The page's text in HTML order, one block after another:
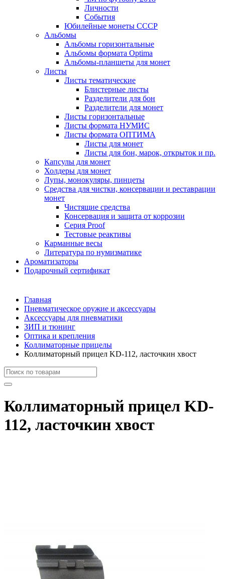
Личности
События
Юбилейные монеты СССР
Альбомы
Альбомы горизонтальные
Альбомы формата Optima
Альбомы-планшеты для монет
Листы
Листы тематические
Блистерные листы
Разделители для бон
Разделители для монет
Листы горизонтальные
Листы формата НУМИС
Листы формата ОПТИМА
Листы для монет
Листы для бон, марок, открыток и пр.
Капсулы для монет
Холдеры для монет
Лупы, монокуляры, пинцеты
Средства для чистки, консервации и реставрации
монет
Чистящие средства
Консервация и защита от коррозии
Серия Proof
Тестовые реактивы
Карманные весы
Литература по нумизматике
Ароматизаторы
Подарочный сертификат
Главная
Пневматическое оружие и аксессуары
Аксессуары для пневматики
ЗИП и тюнинг
Оптика и крепления
Коллиматорные прицелы
Коллиматорный прицел KD-112, ласточкин хвост
Коллиматорный прицел KD-
112, ласточкин хвост